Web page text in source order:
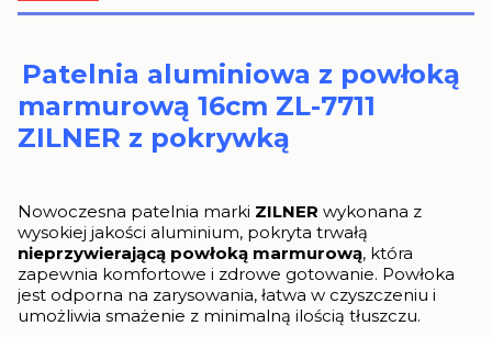
Patelnia aluminiowa z powłoką
marmurową 16cm ZL-7711
ZILNER z pokrywką
Nowoczesna patelnia marki ZILNER wykonana z
wysokiej jakości aluminium, pokryta trwałą
nieprzywierającą powłoką marmurową, która
zapewnia komfortowe i zdrowe gotowanie. Powłoka
jest odporna na zarysowania, łatwa w czyszczeniu i
umożliwia smażenie z minimalną ilością tłuszczu.